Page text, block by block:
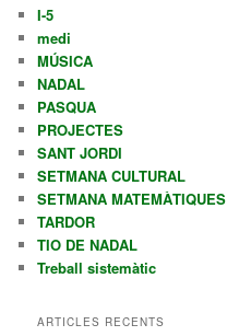
I-5
medi
MÚSICA
NADAL
PASQUA
PROJECTES
SANT JORDI
SETMANA CULTURAL
SETMANA MATEMÀTIQUES
TARDOR
TIO DE NADAL
Treball sistemàtic
ARTICLES RECENTS